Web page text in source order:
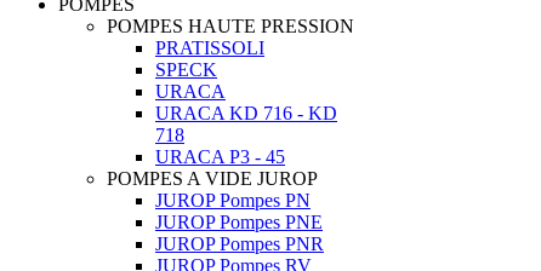
POMPES
POMPES HAUTE PRESSION
PRATISSOLI
SPECK
URACA
URACA KD 716 - KD
718
URACA P3 - 45
POMPES A VIDE JUROP
JUROP Pompes PN
JUROP Pompes PNE
JUROP Pompes PNR
JUROP Pompes RV